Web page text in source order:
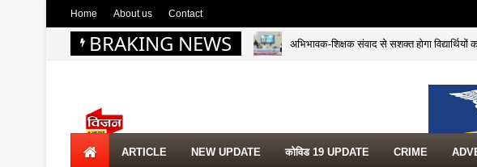
Home About us Contact
BRAKING NEWS
अभिभावक-शिक्षक संवाद से सशक्त होगा
अखिलेश यादव से मिलीं सपा महिला सभा की
ARTICLE NEW UPDATE कोविड 19 UPDATE CRIME